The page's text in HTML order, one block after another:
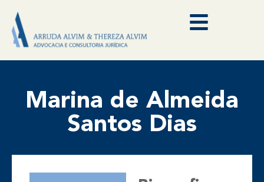
Marina de Almeida
Santos Dias